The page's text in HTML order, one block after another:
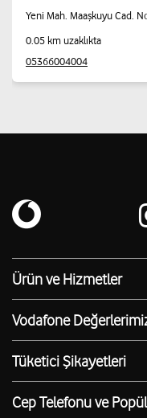
Yeni Mah. Maaşkuyu Cad.
0.05 km uzaklıkta
05366004004
Ürün ve Hizmetler
Yanımda Uygulaması
Vodafone 4.5G
Ürünler
Toptan
TOBi
Vodafone
Sosyal Destek
Erişilebilir Mağazalar
E-Atık Geri Dönüşümü
Tüketici Şikayetleri
Şikayet Talebi
Borç Alacak
Cep Telefonu ve